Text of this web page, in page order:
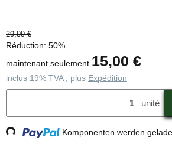
29,99 €
Réduction: 50%
maintenant seulement 15,00 €
inclus 19% TVA , plus Expédition
unité
Komponenten werden